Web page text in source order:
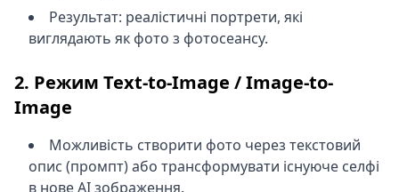
Результат: реалістичні портрети, які
виглядають як фото з фотосеансу.
2. Режим Text-to-Image / Image-to-
Image
Можливість створити фото через текстовий
опис (промпт) або трансформувати існуюче селфі
в нове AI зображення.